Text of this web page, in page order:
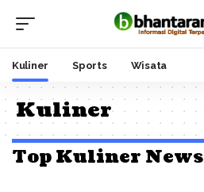
Kuliner Sports Wisata
Kuliner
Top Kuliner News